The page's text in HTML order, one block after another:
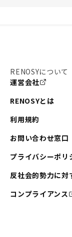
RENOSYについて
運営会社
RENOSYとは
利用規約
お問い合わせ窓口
プライバシーポリ
反社会的勢力に対
コンプライアンス